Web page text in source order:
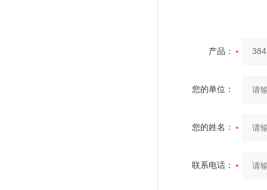
产品：
您的单位：
您的姓名：
联系电话：